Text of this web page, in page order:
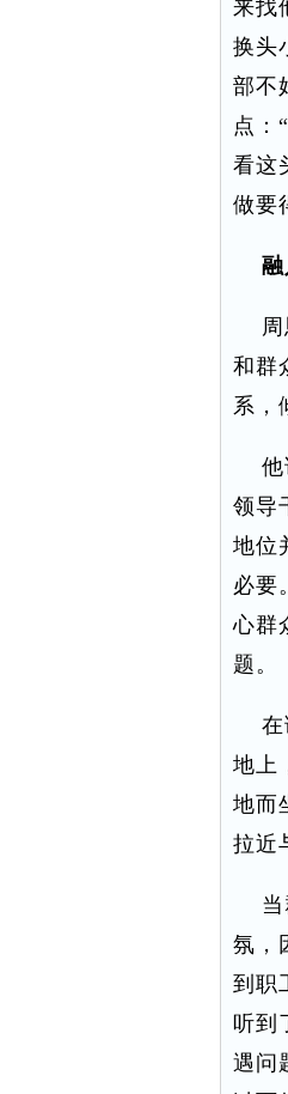
来找
换头
部不
点：
看这
做要
周
和群
系，
他
领导
地位
必要
心群
题。
在
地上
地而
拉近
当
氛，
到职
听到
遇问